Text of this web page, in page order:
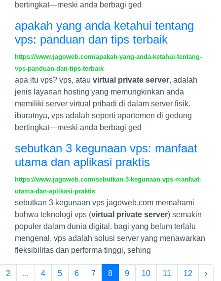
bertingkat—meski anda berbagi ged
apakah yang anda ketahui tentang
vps: panduan dan tips terbaik
https://www.jagoweb.com/apakah-yang-anda-ketahui-tentang-
vps-panduan-dan-tips-terbaik
apa itu vps? vps, atau virtual private server, adalah
jenis layanan hosting yang memungkinkan anda
memiliki server virtual pribadi di dalam server fisik.
ibaratnya, vps adalah seperti apartemen di gedung
bertingkat—meski anda berbagi ged
sebutkan 3 kegunaan vps: manfaat
utama dan aplikasi praktis
https://www.jagoweb.com/sebutkan-3-kegunaan-vps-manfaat-
utama-dan-aplikasi-praktis
sebutkan 3 kegunaan vps jagoweb.com memahami
bahwa teknologi vps (virtual private server) semakin
populer dalam dunia digital. bagi yang belum terlalu
mengenal, vps adalah solusi server yang menawarkan
fleksibilitas dan performa tinggi, sehing
2 ... 4 5 6 7 8 9 10 11 12 ›